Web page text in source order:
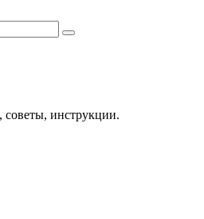
советы, инструкции.